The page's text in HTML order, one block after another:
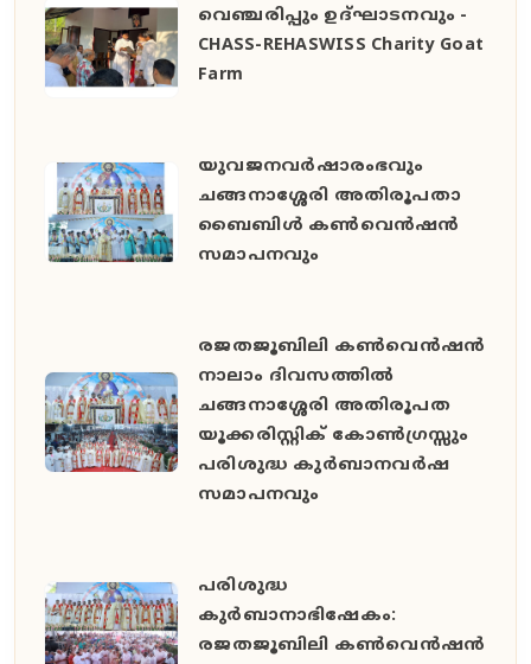
വെഞ്ചരിപ്പും ഉദ്ഘാടനവും -
CHASS-REHASWISS Charity Goat
Farm
യുവജനവർഷാരംഭവും
ചങ്ങനാശ്ശേരി അതിരൂപതാ
ബൈബിൾ കൺവെൻഷൻ
സമാപനവും
രജതജൂബിലി കൺവെൻഷൻ
നാലാം ദിവസത്തിൽ
ചങ്ങനാശ്ശേരി അതിരൂപത
യൂക്കരിസ്റ്റിക് കോൺഗ്രസ്സും
പരിശുദ്ധ കുർബാനവർഷ
സമാപനവും
പരിശുദ്ധ
കുർബാനാഭിഷേകം:
രജതജൂബിലി കൺവെൻഷൻ